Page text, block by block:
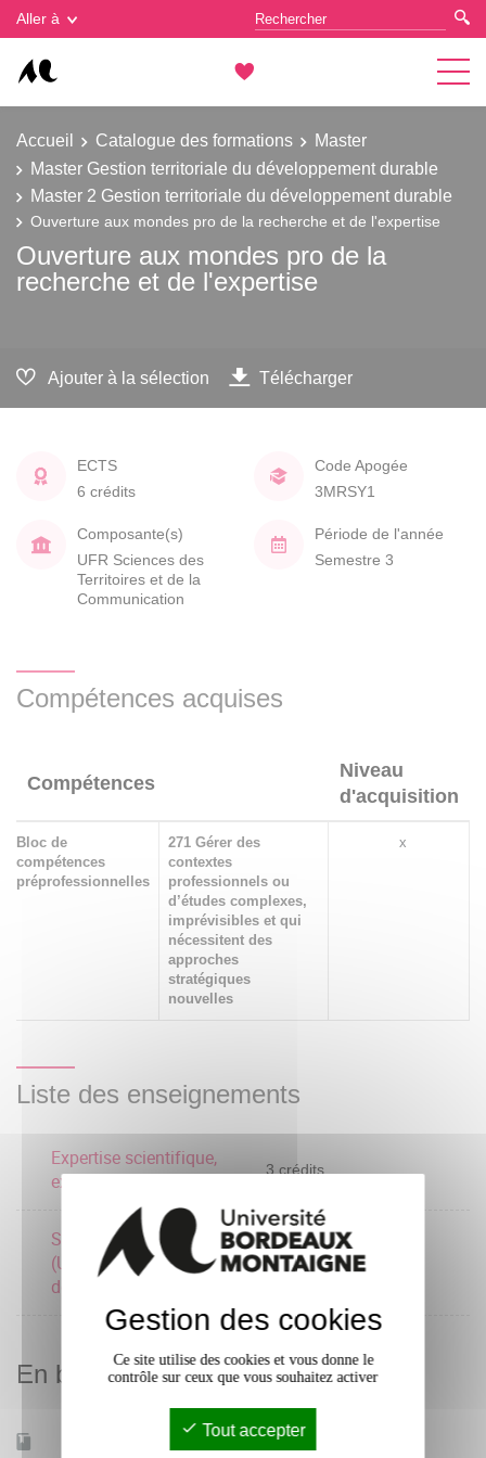
Aller à
Accueil Catalogue des formations
Master
Master Gestion territoriale du développement durable
Master 2 Gestion territoriale du développement durable
Ouverture aux mondes pro de la recherche et de l'expertise
Ouverture aux mondes pro de la
recherche et de l'expertise
Ajouter à la sélection Télécharger
ECTS
6 crédits
Code Apogée
3MRSY1
Composante(s)
UFR Sciences des
Territoires et de la
Communication
Période de l'année
Semestre 3
Compétences acquises
Compétences
Niveau
d'acquisition
Bloc de
compétences
préprofessionnelles
271 Gérer des
contextes
professionnels ou
d’études complexes,
imprévisibles et qui
nécessitent des
approches
stratégiques
nouvelles
x
Liste des enseignements
Expertise scientifique,
expertise professionnelle
3 crédits
Séminaire d'ouverture
(UMR Passages, école
doctorale...)
3 crédits
En bref
Gestion des cookies
Gestion des cookies
Ce site utilise des cookies et vous donne le
contrôle sur ceux que vous souhaitez activer
Tout accepter